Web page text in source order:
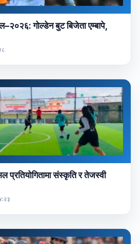
गोल्डेन बुट बिजेता एम्बापे,
प्रतियोगितामा संस्कृति र तेजस्वी